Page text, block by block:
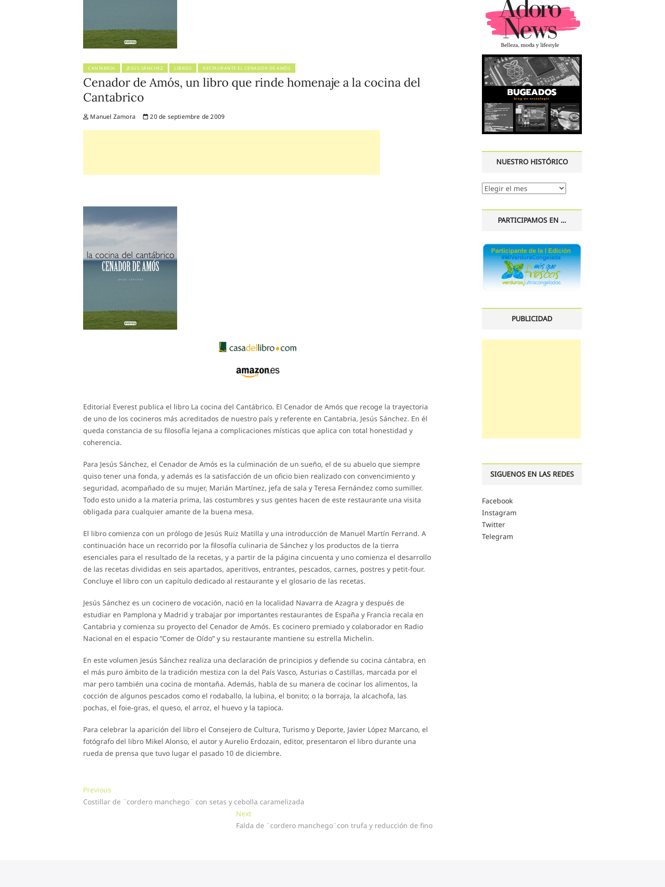
CANTABRIA JESÚS SÁNCHEZ LIBROS RESTAURANTE EL CENADOR DE AMÓS
Cenador de Amós, un libro que rinde homenaje a la cocina del
Cantabrico
Manuel Zamora 20 de septiembre de 2009
Editorial Everest publica el libro La cocina del Cantábrico. El Cenador de Amós que recoge la trayectoria
de uno de los cocineros más acreditados de nuestro país y referente en Cantabria, Jesús Sánchez. En él
queda constancia de su filosofía lejana a complicaciones místicas que aplica con total honestidad y
coherencia.
Para Jesús Sánchez, el Cenador de Amós es la culminación de un sueño, el de su abuelo que siempre
quiso tener una fonda, y además es la satisfacción de un oficio bien realizado con convencimiento y
seguridad, acompañado de su mujer, Marián Martínez, jefa de sala y Teresa Fernández como sumiller.
Todo esto unido a la materia prima, las costumbres y sus gentes hacen de este restaurante una visita
obligada para cualquier amante de la buena mesa.
El libro comienza con un prólogo de Jesús Ruiz Matilla y una introducción de Manuel Martín Ferrand. A
continuación hace un recorrido por la filosofía culinaria de Sánchez y los productos de la tierra
esenciales para el resultado de la recetas, y a partir de la página cincuenta y uno comienza el desarrollo
de las recetas divididas en seis apartados, aperitivos, entrantes, pescados, carnes, postres y petit-four.
Concluye el libro con un capítulo dedicado al restaurante y el glosario de las recetas.
Jesús Sánchez es un cocinero de vocación, nació en la localidad Navarra de Azagra y después de
estudiar en Pamplona y Madrid y trabajar por importantes restaurantes de España y Francia recala en
Cantabria y comienza su proyecto del Cenador de Amós. Es cocinero premiado y colaborador en Radio
Nacional en el espacio “Comer de Oído” y su restaurante mantiene su estrella Michelin.
En este volumen Jesús Sánchez realiza una declaración de principios y defiende su cocina cántabra, en
el más puro ámbito de la tradición mestiza con la del País Vasco, Asturias o Castillas, marcada por el
mar pero también una cocina de montaña. Además, habla de su manera de cocinar los alimentos, la
cocción de algunos pescados como el rodaballo, la lubina, el bonito; o la borraja, la alcachofa, las
pochas, el foie-gras, el queso, el arroz, el huevo y la tapioca.
Para celebrar la aparición del libro el Consejero de Cultura, Turismo y Deporte, Javier López Marcano, el
fotógrafo del libro Mikel Alonso, el autor y Aurelio Erdozain, editor, presentaron el libro durante una
rueda de prensa que tuvo lugar el pasado 10 de diciembre.
Navegación
de
Previous
post:
Costillar de ¨cordero manchego¨ con setas y cebolla caramelizada
NextNext
post:
Falda de ¨cordero manchego¨con trufa y reducción de fino
NUESTRO HISTÓRICO
Nuestro
PARTICIPAMOS EN …
PUBLICIDAD
SIGUENOS EN LAS REDES
Facebook
Instagram
Twitter
Telegram